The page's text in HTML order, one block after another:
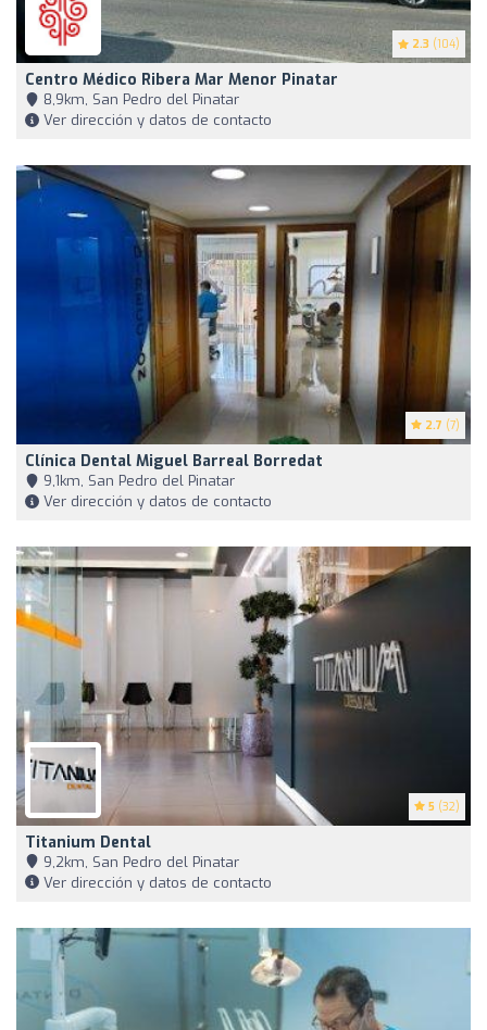
2.3 (104)
Centro Médico Ribera Mar Menor Pinatar
8,9km, San Pedro del Pinatar
Ver dirección y datos de contacto
2.7 (7)
Clínica Dental Miguel Barreal Borredat
9,1km, San Pedro del Pinatar
Ver dirección y datos de contacto
5 (32)
Titanium Dental
9,2km, San Pedro del Pinatar
Ver dirección y datos de contacto